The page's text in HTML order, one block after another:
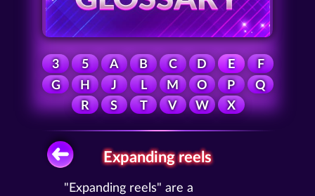
3 5 A B C D E
F
G
H J L M O P
Q
R
S T V W X
Expanding reels
"Expanding reels" are a